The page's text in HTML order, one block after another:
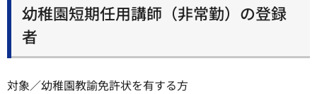
幼稚園短期任用講師（非常勤）の登録
者
対象／幼稚園教諭免許状を有する方